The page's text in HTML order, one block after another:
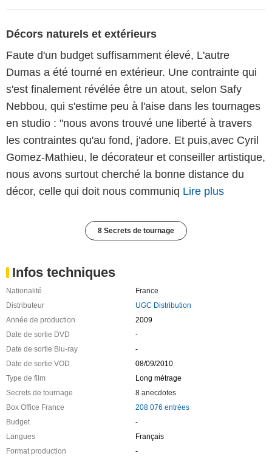
Décors naturels et extérieurs
Faute d'un budget suffisamment élevé, L'autre
Dumas a été tourné en extérieur. Une contrainte qui
s'est finalement révélée être un atout, selon Safy
Nebbou, qui s'estime peu à l'aise dans les tournages
en studio : "nous avons trouvé une liberté à travers
les contraintes qu'au fond, j'adore. Et puis,avec Cyril
Gomez-Mathieu, le décorateur et conseiller artistique,
nous avons surtout cherché la bonne distance du
décor, celle qui doit nous communiq Lire plus
8 Secrets de tournage
Infos techniques
Nationalité
France
Distributeur
UGC Distribution
Année de production
2009
Date de sortie DVD
-
Date de sortie Blu-ray
-
Date de sortie VOD
08/09/2010
Type de film
Long métrage
Secrets de tournage
8 anecdotes
Box Office France
208 076 entrées
Budget
-
Langues
Français
Format production
-